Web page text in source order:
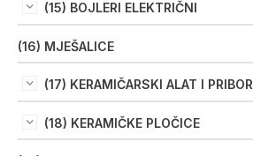
(15) BOJLERI ELEKTRIČNI
(16) MJEŠALICE
(17) KERAMIČARSKI ALAT I PRIBOR
(18) KERAMIČKE PLOČICE